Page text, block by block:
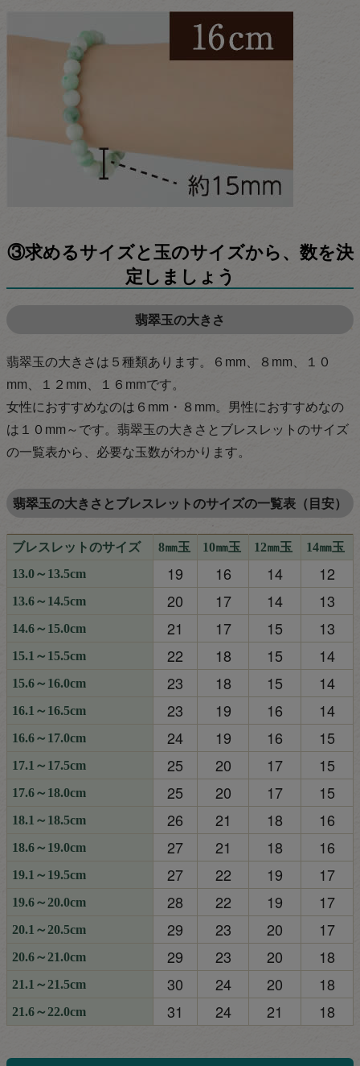
③求めるサイズと玉のサイズから、数を決
定しましょう
翡翠玉の大きさ
翡翠玉の大きさは５種類あります。６mm、８mm、１０
mm、１２mm、１６mmです。
女性におすすめなのは６mm・８mm。男性におすすめなの
は１０mm～です。翡翠玉の大きさとブレスレットのサイズ
の一覧表から、必要な玉数がわかります。
翡翠玉の大きさとブレスレットのサイズの一覧表（目安）
ブレスレットのサイズ 8㎜玉 10㎜玉 12㎜玉
14㎜玉
13.0～13.5cm
19 16 14 12
13.6～14.5cm 20 17 14 13
14.6～15.0cm 21 17 15 13
15.1～15.5cm 22 18 15 14
15.6～16.0cm 23 18 15 14
16.1～16.5cm 23 19 16 14
16.6～17.0cm 24 19 16 15
17.1～17.5cm 25 20 17 15
17.6～18.0cm 25 20 17 15
18.1～18.5cm 26 21 18 16
18.6～19.0cm 27 21 18 16
19.1～19.5cm 27 22 19 17
19.6～20.0cm 28 22 19 17
20.1～20.5cm 29 23 20 17
20.6～21.0cm 29 23 20 18
21.1～21.5cm 30 24 20 18
21.6～22.0cm 31 24 21 18